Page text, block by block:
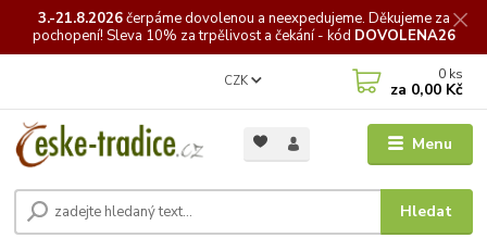
3.-21.8.2026čerpámedovolenou a neexpedujeme. Děkujeme za
pochopení! Sleva 10% za trpělivost a čekání - kód DOVOLENA26
Menu
CZK
Hledat
0 ks
za 0,00 Kč